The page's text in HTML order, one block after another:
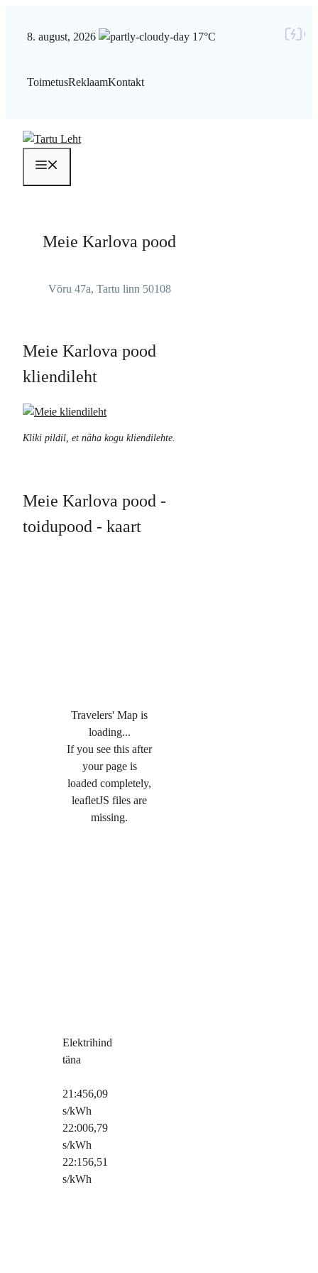
8. august, 2026 17°C
ToimetusReklaamKontakt
Meie Karlova pood
Võru 47a, Tartu linn 50108
Meie Karlova pood
kliendileht
Kliki pildil, et näha kogu kliendilehte.
Meie Karlova pood -
toidupood - kaart
Travelers' Map is
loading...
If you see this after
your page is
loaded completely,
leafletJS files are
missing.
Elektrihind
täna
21:456,09
s/kWh
22:006,79
s/kWh
22:156,51
s/kWh